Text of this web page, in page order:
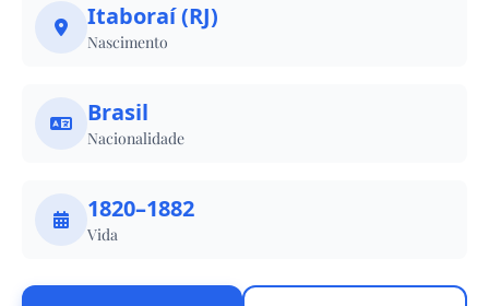
Itaboraí (RJ)
Nascimento
Brasil
Nacionalidade
1820–1882
Vida